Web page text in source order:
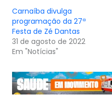
Carnaíba divulga
programação da 27ª
Festa de Zé Dantas
31 de agosto de 2022
Em "Notícias"